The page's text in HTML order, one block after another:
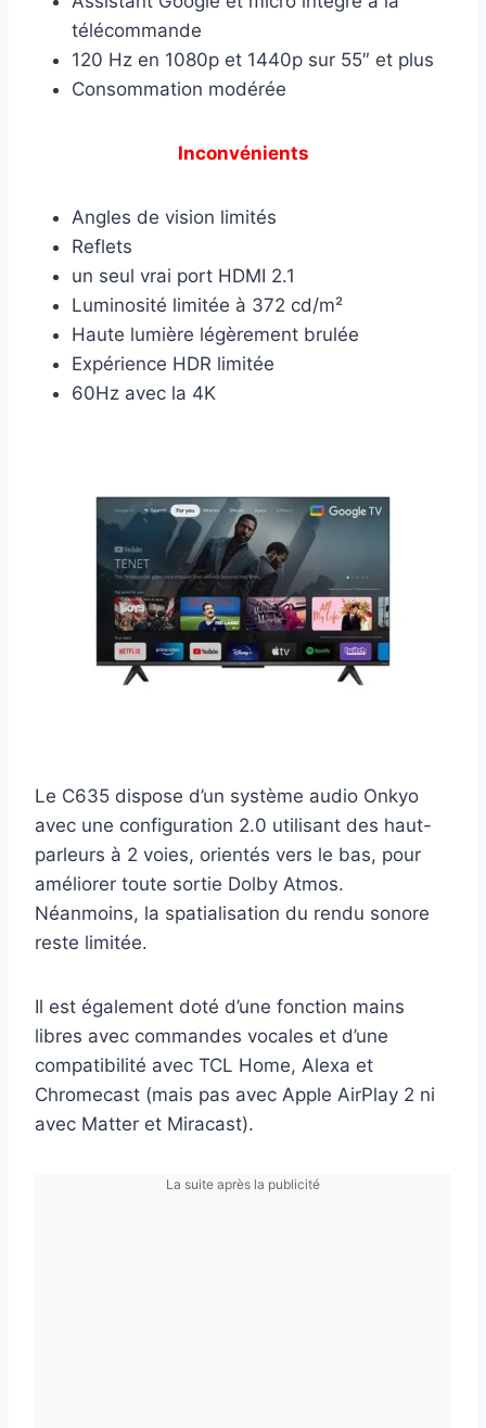
télécommande
120 Hz en 1080p et 1440p sur 55″ et plus
Consommation modérée
Inconvénients
Angles de vision limités
Reflets
un seul vrai port HDMI 2.1
Luminosité limitée à 372 cd/m²
Haute lumière légèrement brulée
Expérience HDR limitée
60Hz avec la 4K
Le C635 dispose d’un système audio Onkyo
avec une configuration 2.0 utilisant des haut-
parleurs à 2 voies, orientés vers le bas, pour
améliorer toute sortie Dolby Atmos.
Néanmoins, la spatialisation du rendu sonore
reste limitée.
Il est également doté d’une fonction mains
libres avec commandes vocales et d’une
compatibilité avec TCL Home, Alexa et
Chromecast (mais pas avec Apple AirPlay 2 ni
avec Matter et Miracast).
La suite après la publicité